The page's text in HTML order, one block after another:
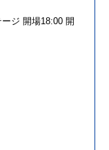
ジ 開場18:00 開